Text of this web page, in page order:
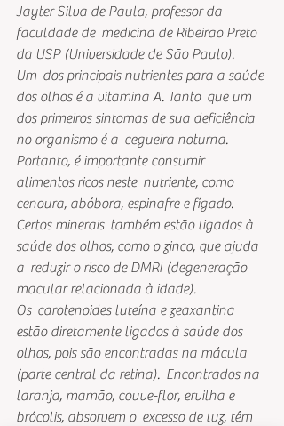
Jayter Silva de Paula, professor da
faculdade de  medicina de Ribeirão Preto
da USP (Universidade de São Paulo).
Um  dos principais nutrientes para a saúde
dos olhos é a vitamina A. Tanto  que um
dos primeiros sintomas de sua deficiência
no organismo é a  cegueira noturna.
Portanto, é importante consumir
alimentos ricos neste  nutriente, como
cenoura, abóbora, espinafre e fígado.
Certos minerais  também estão ligados à
saúde dos olhos, como o zinco, que ajuda
a  reduzir o risco de DMRI (degeneração
macular relacionada à idade).
Os  carotenoides luteína e zeaxantina
estão diretamente ligados à saúde dos
olhos, pois são encontradas na mácula
(parte central da retina).  Encontrados na
laranja, mamão, couve-flor, ervilha e
brócolis, absorvem o  excesso de luz, têm